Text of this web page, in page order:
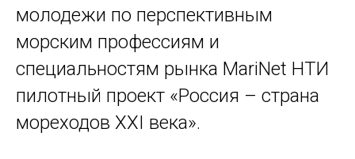
молодежи по перспективным
морским профессиям и
специальностям рынка MariNet НТИ
пилотный проект «Россия – страна
мореходов XXI века».